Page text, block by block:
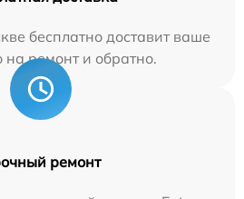
бесплатно доставит ваше
на ремонт и обратно.
ремонт